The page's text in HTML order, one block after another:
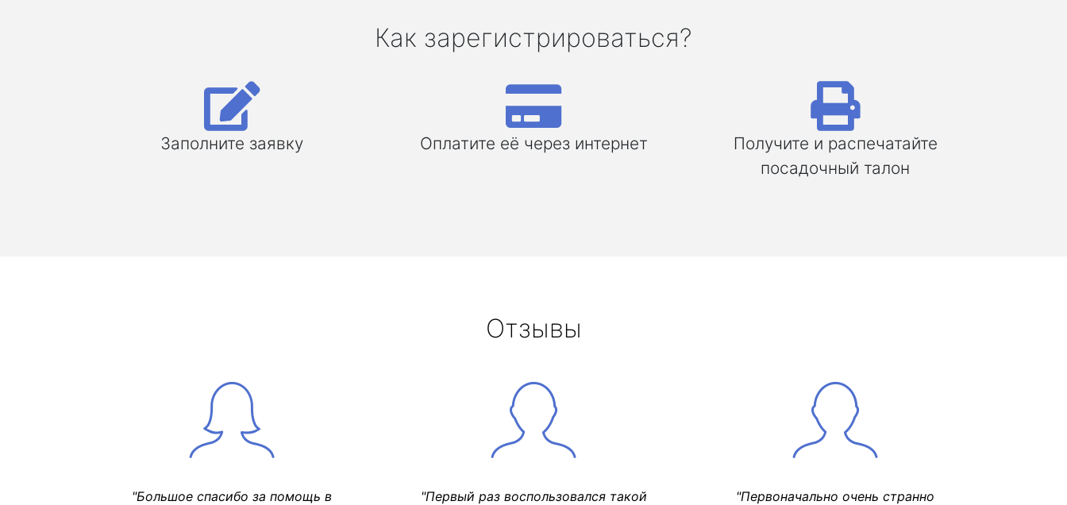
Как зарегистрироваться?
Заполните заявку Оплатите её через интернет
Получите и распечатайте
посадочный талон
Отзывы
"Большое спасибо за помощь в
"Первый раз воспользовался такой
"Первоначально очень странно